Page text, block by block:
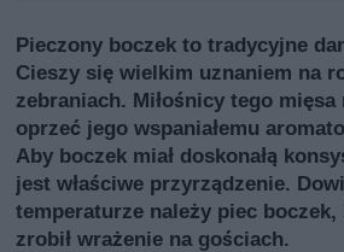
Pieczony boczek to tradycyjne
Cieszy się wielkim uznaniem na
zebraniach. Miłośnicy tego mięsa
oprzeć jego wspaniałemu
Aby boczek miał doskonałą
jest właściwe przyrządzenie.
temperaturze należy piec boczek,
zrobił wrażenie na gościach.